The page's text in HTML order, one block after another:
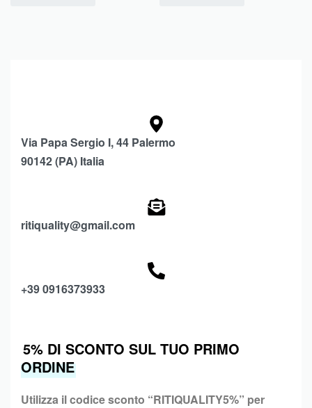
Via Papa Sergio I, 44 Palermo
90142 (PA) Italia
ritiquality@gmail.com
+39 0916373933
5% DI SCONTO SUL TUO PRIMO
ORDINE
Utilizza il codice sconto “RITIQUALITY5%” per